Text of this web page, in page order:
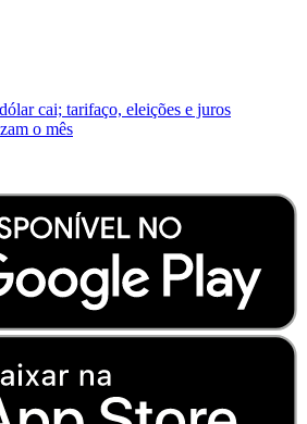
cai; tarifaço, eleições e juros
o mês